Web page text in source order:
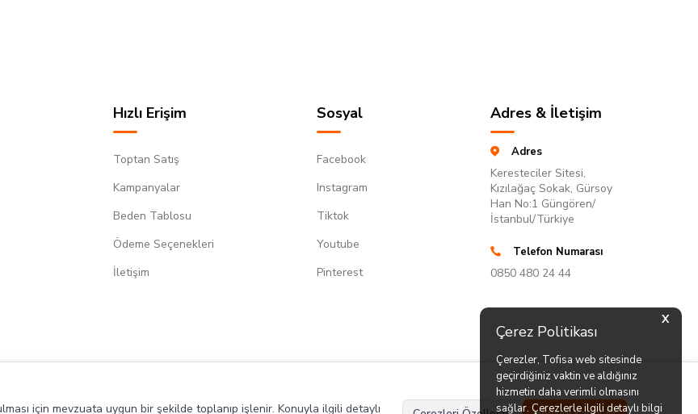
X
Çerez Politikası
Çerezler, Tofisa web sitesinde
geçirdiğiniz vaktin ve aldığınız
hizmetin daha verimli olmasını
sağlar. Çerezlerle ilgili detaylı bilgi
Hızlı Erişim
Toptan Satış
Kampanyalar
Beden Tablosu
Ödeme Seçenekleri
İletişim
Sosyal
Facebook
Instagram
Tiktok
Youtube
Pinterest
Adres & İletişim
Adres
Keresteciler Sitesi,
Kızılağaç Sokak, Gürsoy
Han No:1 Güngören/
İstanbul/Türkiye
Telefon Numarası
0850 480 24 44
için mevzuata uygun bir şekilde toplanıp işlenir. Konuyla ilgili detaylı